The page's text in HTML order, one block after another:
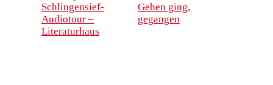
Schlingensief-
Audiotour –
Literaturhaus
Gehen ging,
gegangen